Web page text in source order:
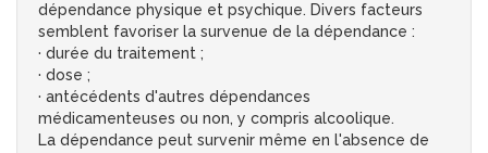
dépendance physique et psychique. Divers facteurs
semblent favoriser la survenue de la dépendance :
· durée du traitement ;
· dose ;
· antécédents d'autres dépendances
médicamenteuses ou non, y compris alcoolique.
La dépendance peut survenir même en l'absence de